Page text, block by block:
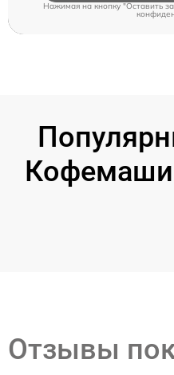
Нажимая на кнопку "Оставить
Отзывы